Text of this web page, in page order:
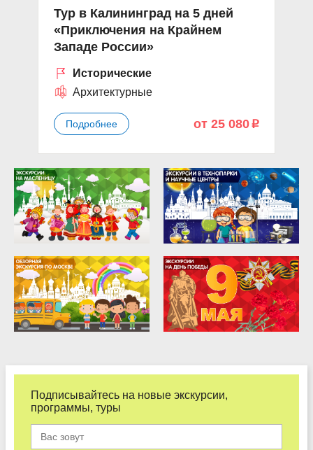
Тур в Калининград на 5 дней
«Приключения на Крайнем
Западе России»
Исторические
Архитектурные
Подробнее от 25 080 p
Подписывайтесь на новые экскурсии,
программы, туры